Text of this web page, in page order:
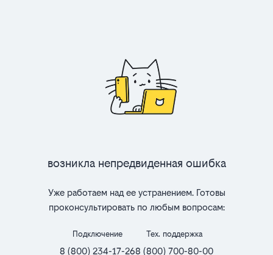
Возникла непредвиденная ошибка
Уже работаем над ее устранением. Готовы
проконсультировать по любым вопросам:
Подключение
8 (800) 234-17-26
Тех. поддержка
8 (800) 700-80-00